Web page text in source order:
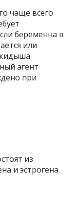
чаще всего
беременна в
или
агент
при
из
и эстрогена.